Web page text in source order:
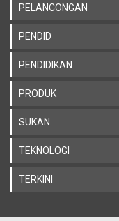
PELANCONGAN
PENDID
PENDIDIKAN
PRODUK
SUKAN
TEKNOLOGI
TERKINI